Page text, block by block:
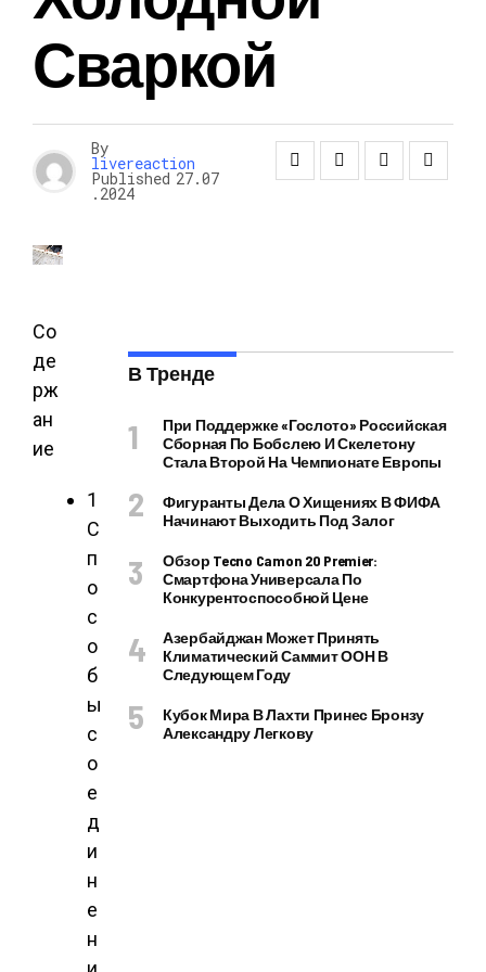
Сваркой
By
livereaction
Published 27.07
.2024
Со
де
рж
ан
ие
1
С
п
о
с
о
б
ы
с
о
е
д
и
н
е
н
В Тренде
При Поддержке «Гослото» Российская
Сборная По Бобслею И Скелетону
Стала Второй На Чемпионате Европы
Фигуранты Дела О Хищениях В ФИФА
Начинают Выходить Под Залог
Обзор Tecno Camon 20 Premier:
Смартфона Универсала По
Конкурентоспособной Цене
Азербайджан Может Принять
Климатический Саммит ООН В
Следующем Году
Кубок Мира В Лахти Принес Бронзу
Александру Легкову